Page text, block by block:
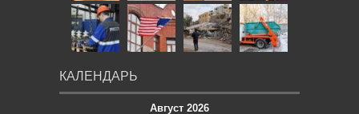
КАЛЕНДАРЬ
Август 2026